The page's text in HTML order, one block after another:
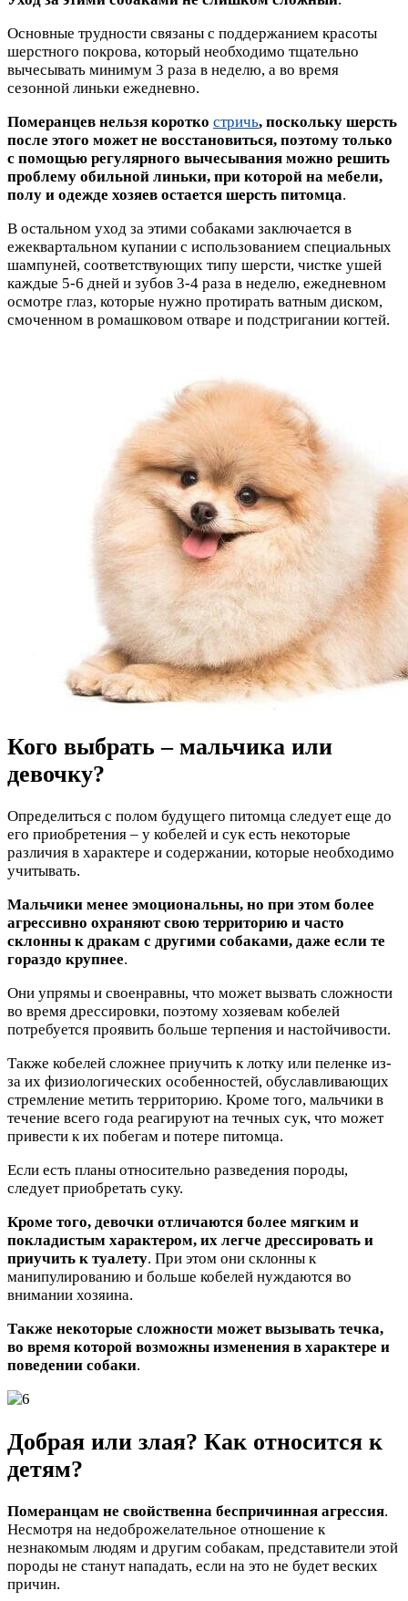
Основные трудности связаны с поддержанием красоты
шерстного покрова, который необходимо тщательно
вычесывать минимум 3 раза в неделю, а во время
сезонной линьки ежедневно.
Померанцев нельзя коротко стричь, поскольку шерсть
после этого может не восстановиться, поэтому только
с помощью регулярного вычесывания можно решить
проблему обильной линьки, при которой на мебели,
полу и одежде хозяев остается шерсть питомца.
В остальном уход за этими собаками заключается в
ежеквартальном купании с использованием специальных
шампуней, соответствующих типу шерсти, чистке ушей
каждые 5-6 дней и зубов 3-4 раза в неделю, ежедневном
осмотре глаз, которые нужно протирать ватным диском,
смоченном в ромашковом отваре и подстригании когтей.
Кого выбрать – мальчика или
девочку?
Определиться с полом будущего питомца следует еще до
его приобретения – у кобелей и сук есть некоторые
различия в характере и содержании, которые необходимо
учитывать.
Мальчики менее эмоциональны, но при этом более
агрессивно охраняют свою территорию и часто
склонны к дракам с другими собаками, даже если те
гораздо крупнее.
Они упрямы и своенравны, что может вызвать сложности
во время дрессировки, поэтому хозяевам кобелей
потребуется проявить больше терпения и настойчивости.
Также кобелей сложнее приучить к лотку или пеленке из-
за их физиологических особенностей, обуславливающих
стремление метить территорию. Кроме того, мальчики в
течение всего года реагируют на течных сук, что может
привести к их побегам и потере питомца.
Если есть планы относительно разведения породы,
следует приобретать суку.
Кроме того, девочки отличаются более мягким и
покладистым характером, их легче дрессировать и
приучить к туалету. При этом они склонны к
манипулированию и больше кобелей нуждаются во
внимании хозяина.
Также некоторые сложности может вызывать течка,
во время которой возможны изменения в характере и
поведении собаки.
Добрая или злая? Как относится к
детям?
Померанцам не свойственна беспричинная агрессия.
Несмотря на недоброжелательное отношение к
незнакомым людям и другим собакам, представители этой
породы не станут нападать, если на это не будет веских
причин.